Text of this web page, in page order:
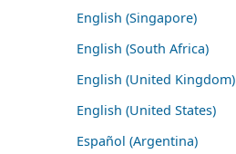
English (Singapore)
English (South Africa)
English (United Kingdom)
English (United States)
Español (Argentina)